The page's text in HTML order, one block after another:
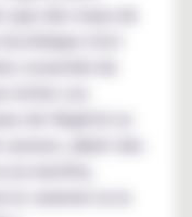
des maux de
n'est
essentiel de
de Végétol se
allant des
la menthe,
le caramel ou la